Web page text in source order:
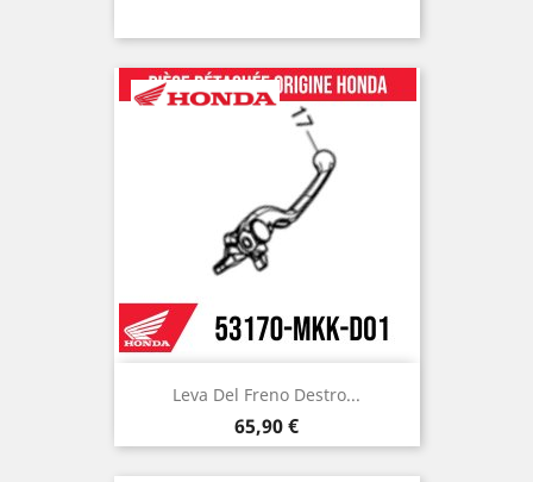
Leva Del Freno Destro...
Prezzo
65,90 €